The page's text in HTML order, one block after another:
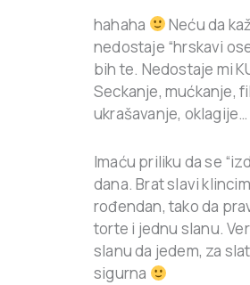
hahaha
Neću da
nedostaje “hrskavi
bih te. Nedostaje mi
Seckanje, mućkanje,
ukrašavanje, oklagije…
Imaću priliku da se
dana. Brat slavi
rođendan, tako da
torte i jednu slanu.
slanu da jedem, za
sigurna